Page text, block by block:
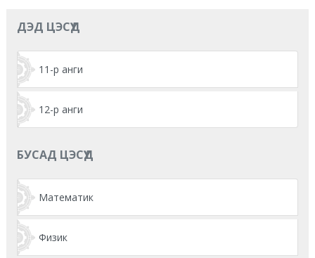
ДЭД ЦЭСҮҮД
11-р анги
12-р анги
БУСАД ЦЭСҮҮД
Математик
Физик